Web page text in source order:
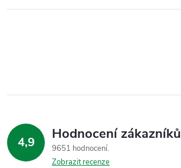
4,9 Hodnocení zákazníků
9651 hodnocení
Zobrazit recenze